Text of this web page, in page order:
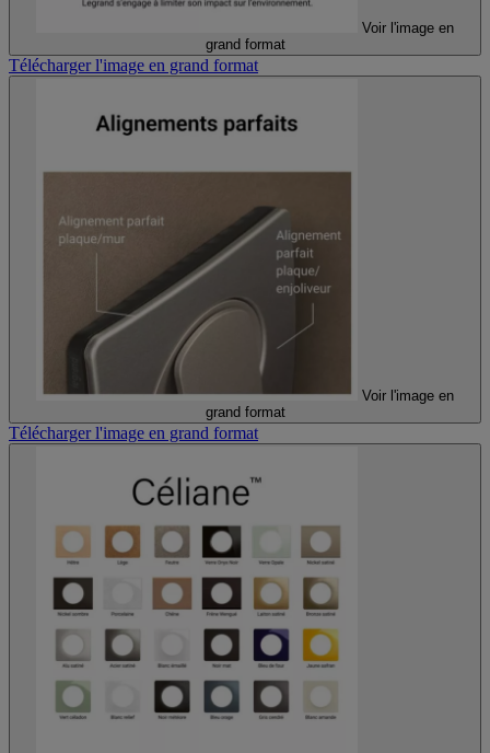
Voir l'image en
grand format
Télécharger l'image en grand format
Voir l'image en
grand format
Télécharger l'image en grand format